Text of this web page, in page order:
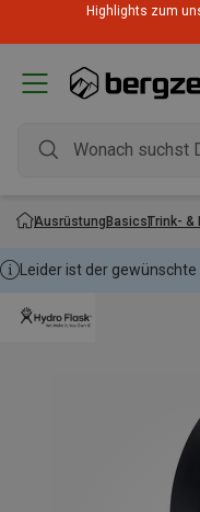
Highlights zum
AusrüstungBasicsTrink- &
Leider ist der